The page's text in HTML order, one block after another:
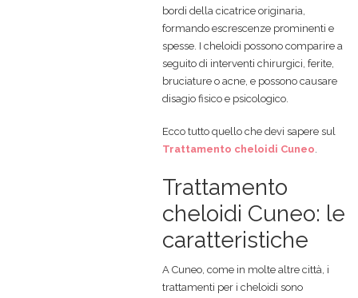
bordi della cicatrice originaria,
formando escrescenze prominenti e
spesse. I cheloidi possono comparire a
seguito di interventi chirurgici, ferite,
bruciature o acne, e possono causare
disagio fisico e psicologico.
Ecco tutto quello che devi sapere sul
Trattamento cheloidi Cuneo.
Trattamento
cheloidi Cuneo: le
caratteristiche
A Cuneo, come in molte altre città, i
trattamenti per i cheloidi sono